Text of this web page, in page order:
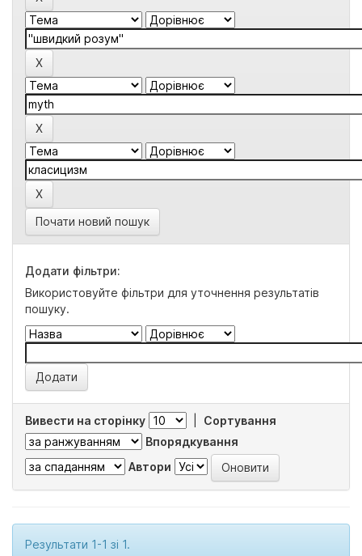
Почати новий пошук
Додати фільтри:
Використовуйте фільтри для уточнення результатів
пошуку.
Вивести на сторінку
Сортування
Впорядкування
Автори
Результати 1-1 зі 1.